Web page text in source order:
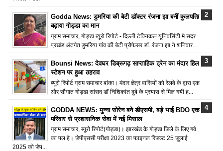
Godda News: डुमरिया की बेटी डॉक्टर रंजना झा बनीं कुलपति/
बढ़ाया गोड्डा का मान
ग्राम समाचार, गोड्डा ब्यूरो रिपोर्ट:- दिल्ली टेक्निकल यूनिवर्सिटी मे सदर
प्रखंड अंतर्गत डुमरिया गांव की बेटी प्रोफेसर डॉ. रंजना झा ने शनिवार...
Bounsi News: देवघर डिब्रूगढ़ साप्ताहिक ट्रेन का मंदार हिल
स्टेशन पर हुआ ठहराव
ब्यूरो रिपोर्ट ग्राम समाचार बांका। मंदार क्षेत्र वासियों को रेलवे के द्वारा एक
और सौगात गोड्डा सांसद डॉ निशिकांत दुबे के प्रयास से मिल गयी ह...
GODDA NEWS: मुन्ना सोरेन बने डीएसपी, बड़े भाई BDO एक
परिवार से प्रशासनिक सेवा में नई मिसाल
ग्राम समाचार, ब्यूरो रिपोर्ट(गोड्डा)। झारखंड के गोड्डा जिले के लिए गर्व
का पल है। जेपीएससी परीक्षा 2023 का फाइनल रिजल्ट 25 जुलाई
2025 को जेप...